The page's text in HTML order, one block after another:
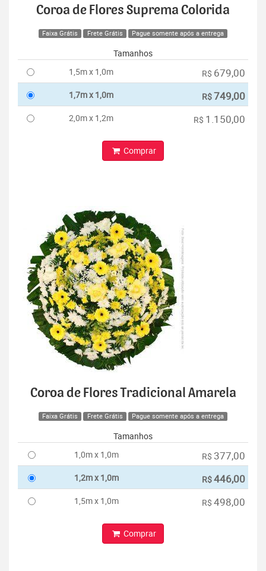
Coroa de Flores Suprema Colorida
Faixa Grátis Frete Grátis Pague somente após a entrega
Tamanhos
1,5m x 1,0m
R$ 679,00
1,7m x 1,0m R$749,00
2,0m x 1,2m R$ 1.150,00
Comprar
Coroa de Flores Tradicional Amarela
Faixa Grátis Frete Grátis Pague somente após a entrega
Tamanhos
1,0m x 1,0m
R$ 377,00
1,2m x 1,0m R$446,00
1,5m x 1,0m R$ 498,00
Comprar